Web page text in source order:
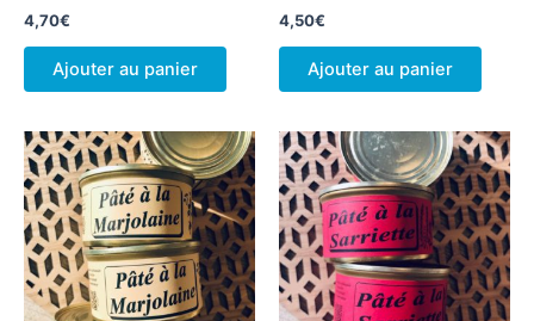
4,70€
Ajouter au panier
4,50€
Ajouter au panier